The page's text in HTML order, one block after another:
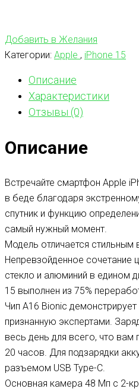
Добавить в Желания
Категории: Apple , iPhone 15
Описание
Характеристики
Отзывы (0)
Описание
Встречайте смартфон Apple
в беде благодаря
спутник и функцию
самый нужный момент.
Модель отличается стильным
Непревзойденное сочетание
стекло и алюминий в едином
15 выполнен из 75%
Чип A16 Bionic
признанную экспертами.
весь день для всего, что
20 часов. Для подзарядки
разъемом USB Type-C.
Основная камера 48 Мп с 2-